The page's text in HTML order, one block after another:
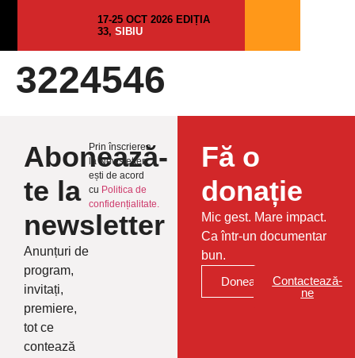
17-25 OCT 2026 EDIȚIA
33, SIBIU
3224546
Abonează-
te la
newsletter
Anunțuri de
program,
invitați,
premiere,
tot ce
contează
Prin înscrierea
la Newsletter
ești de acord
cu Politica de
confidențialitate.
Fă o
donație
Mic gest. Mare impact.
Ca într-un documentar
bun.
Donează
Contactează-
ne